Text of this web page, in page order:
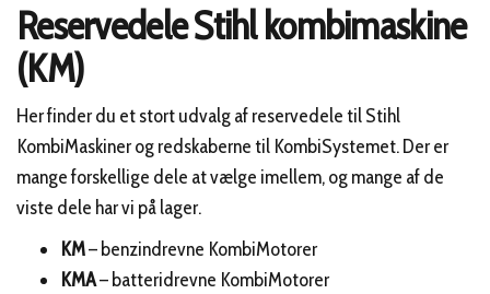
Reservedele Stihl kombimaskine
(KM)
Her finder du et stort udvalg af reservedele til Stihl
KombiMaskiner og redskaberne til KombiSystemet. Der er
mange forskellige dele at vælge imellem, og mange af de
viste dele har vi på lager.
KM– benzindrevne KombiMotorer
KMA– batteridrevne KombiMotorer